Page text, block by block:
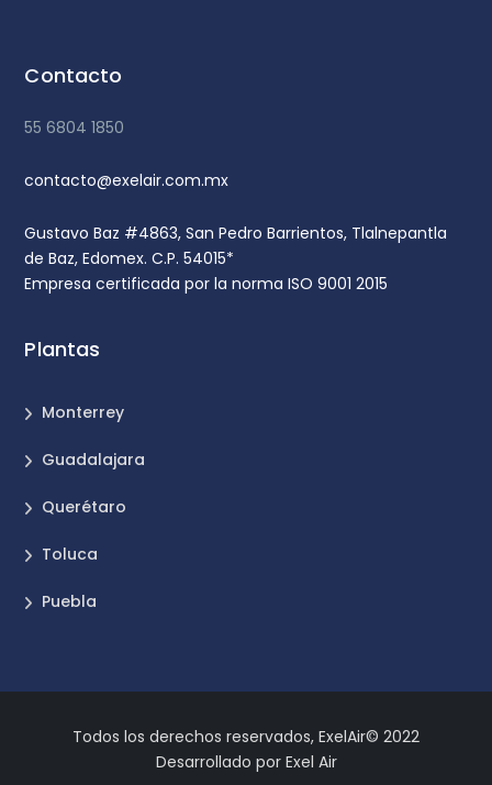
Contacto
55 6804 1850
contacto@exelair.com.mx
Gustavo Baz #4863, San Pedro Barrientos, Tlalnepantla
de Baz, Edomex. C.P. 54015*
Empresa certificada por la norma ISO 9001 2015
Plantas
Monterrey
Guadalajara
Querétaro
Toluca
Puebla
Todos los derechos reservados, ExelAir© 2022
Desarrollado por Exel Air